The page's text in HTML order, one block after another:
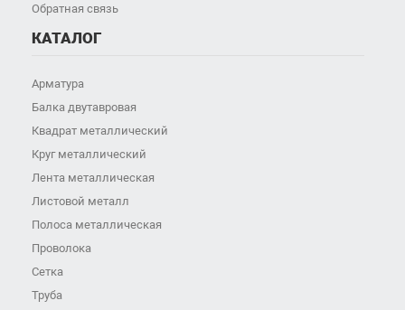
Обратная связь
КАТАЛОГ
Арматура
Балка двутавровая
Квадрат металлический
Круг металлический
Лента металлическая
Листовой металл
Полоса металлическая
Проволока
Сетка
Труба